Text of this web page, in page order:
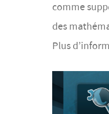
comme
des
Plus